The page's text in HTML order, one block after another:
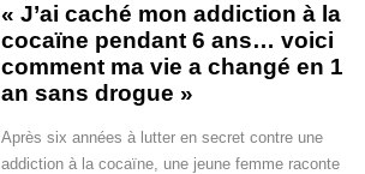
« J’ai caché mon addiction à la
cocaïne pendant 6 ans… voici
comment ma vie a changé en 1
an sans drogue »
Après six années à lutter en secret contre une
addiction à la cocaïne, une jeune femme raconte